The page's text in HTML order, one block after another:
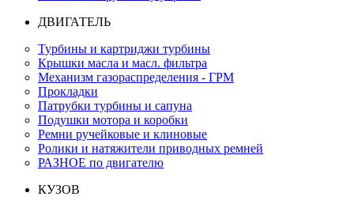
ДВИГАТЕЛЬ
Турбины и картриджи турбины
Крышки масла и масл. фильтра
Механизм газораспределения - ГРМ
Прокладки
Патрубки турбины и сапуна
Подушки мотора и коробки
Ремни ручейковые и клиновые
Ролики и натяжители приводных ремней
РАЗНОЕ по двигателю
КУЗОВ